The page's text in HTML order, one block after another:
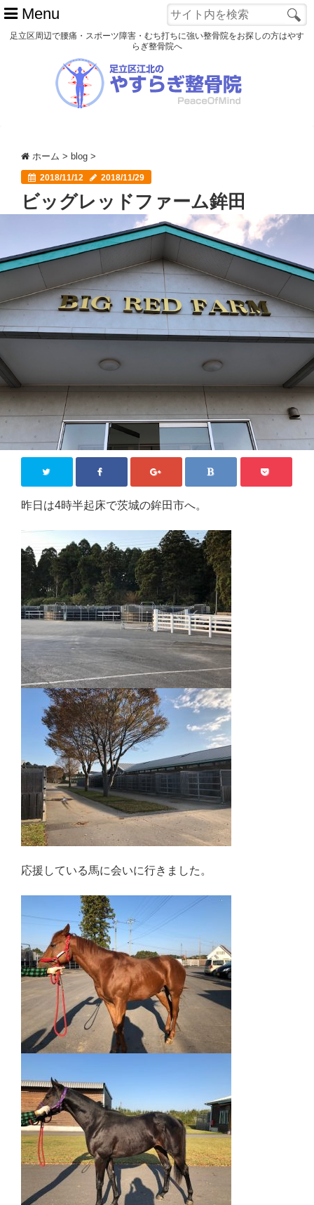
Menu
スポーツ障害
患者様の声
院長プロフィール
Close
足立区周辺で腰痛・スポーツ障害・むち打ちに強い整骨院をお探しの方はやす
らぎ整骨院へ
ホーム > blog >
2018/11/12 2018/11/29
ビッグレッドファーム鉾田
昨日は4時半起床で茨城の鉾田市へ。
応援している馬に会いに行きました。